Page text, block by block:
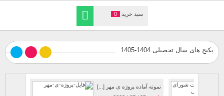
سبد خرید 0
پکیج های سال تحصیلی 1404-1405
نمونه آماده پروژه ی مهر [...]
صورت جلسات شورای